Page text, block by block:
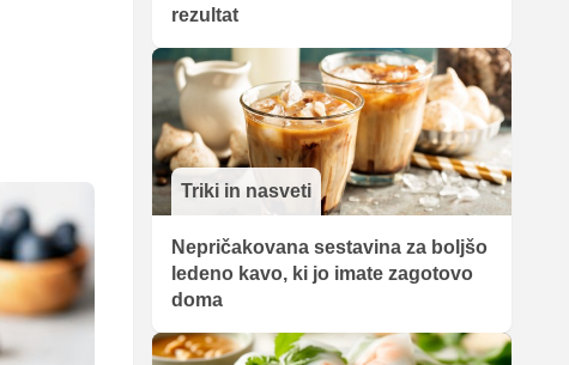
rezultat
Triki in nasveti
Nepričakovana sestavina za boljšo
ledeno kavo, ki jo imate zagotovo
doma